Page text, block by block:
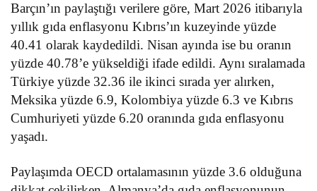
Barçın’ın paylaştığı verilere göre, Mart 2026 itibarıyla
yıllık gıda enflasyonu Kıbrıs’ın kuzeyinde yüzde
40.41 olarak kaydedildi. Nisan ayında ise bu oranın
yüzde 40.78’e yükseldiği ifade edildi. Aynı sıralamada
Türkiye yüzde 32.36 ile ikinci sırada yer alırken,
Meksika yüzde 6.9, Kolombiya yüzde 6.3 ve Kıbrıs
Cumhuriyeti yüzde 6.20 oranında gıda enflasyonu
yaşadı.
Paylaşımda OECD ortalamasının yüzde 3.6 olduğuna